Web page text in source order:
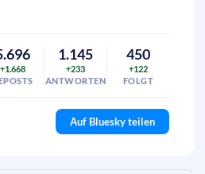
+1.668
1.145
+233
ANTWORTEN
450
+122
FOLGT
Auf Bluesky teilen